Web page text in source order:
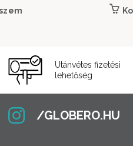
Utánvétes fizetési
lehetőség